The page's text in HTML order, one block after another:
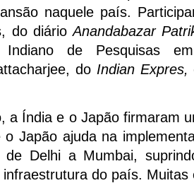
naquele país.
do diárioAnandabazar
de Pesquisas
do Indian Expres,
a Índia e o Japão firmaram
o Japão ajuda na
de Delhi a Mumbai,
do país. Muitas